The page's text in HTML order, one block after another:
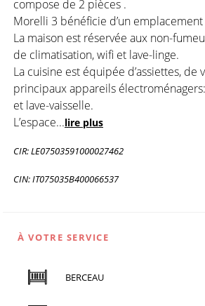
compose de 2 pièces .
Morelli 3 bénéficie d’un
La maison est réservée aux non-
de climatisation, wifi et lave-linge.
La cuisine est équipée d’assiettes, de
principaux appareils
et lave-vaisselle.
L’espace...lire plus
CIR: LE07503591000027462
CIN: IT075035B400066537
À VOTRE SERVICE
BERCEAU